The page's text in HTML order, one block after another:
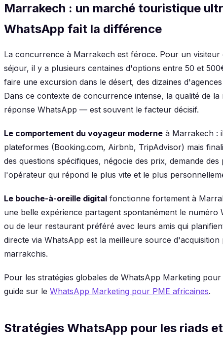
Marrakech : un marché touristique
WhatsApp fait la différence
La concurrence à Marrakech est féroce. Pour un
séjour, il y a plusieurs centaines d'options entre 50 et
faire une excursion dans le désert, des dizaines
Dans ce contexte de concurrence intense, la qualité de
réponse WhatsApp — est souvent le facteur décisif.
Le comportement du voyageur moderne à Marrakech :
plateformes (Booking.com, Airbnb, TripAdvisor) mais
des questions spécifiques, négocie des prix, demande
l'opérateur qui répond le plus vite et le plus
Le bouche-à-oreille digital fonctionne fortement à
une belle expérience partagent spontanément le numéro
ou de leur restaurant préféré avec leurs amis qui
directe via WhatsApp est la meilleure source
marrakchis.
Pour les stratégies globales de WhatsApp Marketing
guide sur le WhatsApp Marketing pour PME africaines.
Stratégies WhatsApp pour les riads